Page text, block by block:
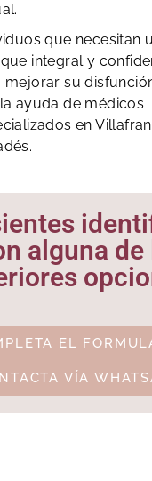
que necesitan
integral y
mejorar su
ayuda de médicos
en
alguna de
EL
VÍA